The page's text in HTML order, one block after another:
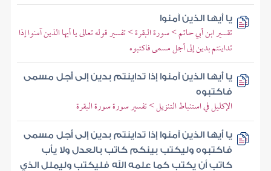
يا أيها الذين آمنوا
تقسير ابن أبي حاتم > سورة البقرة > تفسير قوله تعالى يا أيها الذين آمنوا إذا
تداينتم بدين إلى أجل مسمى فاكتبوه
يا أيها الذين آمنوا إذا تداينتم بدين إلى أجل مسمى
فاكتبوه
الإكليل في استنباط التنزيل > تفسير سورة سورة البقرة
يا أيها الذين آمنوا إذا تداينتم بدين إلى أجل مسمى
فاكتبوه وليكتب بينكم كاتب بالعدل ولا يأب
كاتب أن يكتب كما علمه الله فليكتب وليملل الذي